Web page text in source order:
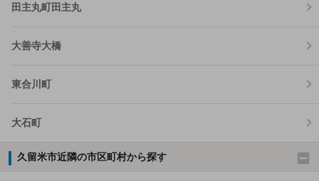
田主丸町田主丸
大善寺大橋
東合川町
大石町
久留米市近隣の市区町村から探す